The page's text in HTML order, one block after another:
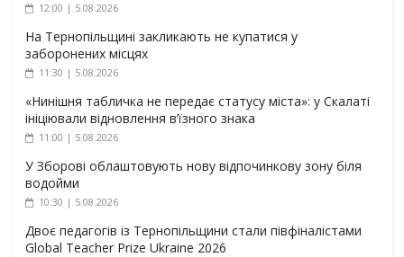
12:00 | 5.08.2026
На Тернопільщині закликають не купатися у
заборонених місцях
11:30 | 5.08.2026
«Нинішня табличка не передає статусу міста»: у Скалаті
ініціювали відновлення в’їзного знака
11:00 | 5.08.2026
У Зборові облаштовують нову відпочинкову зону біля
водойми
10:30 | 5.08.2026
Двоє педагогів із Тернопільщини стали півфіналістами
Global Teacher Prize Ukraine 2026